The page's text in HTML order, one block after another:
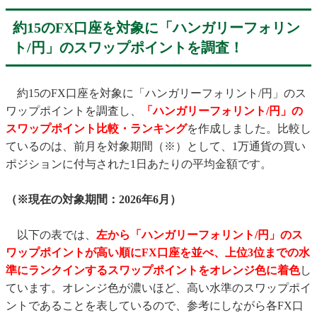
れたスワップポイントを確認！
約15のFX口座を対象に「ハンガリーフォリン
ト/円」のスワップポイントを調査！
約15のFX口座を対象に「ハンガリーフォリント/円」のス
ワップポイントを調査し、
「ハンガリーフォリント/円」の
スワップポイント比較・ランキングを作成しました。比較し
ているのは、前月を対象期間（※）として、1万通貨の買い
ポジションに付与された1日あたりの平均金額です。
（※現在の対象期間：2026年6月）
以下の表では、 左から「ハンガリーフォリント/円」のス
ワップポイントが高い順にFX口座を並べ、上位3位までの水
準にランクインするスワップポイントをオレンジ色に着色し
ています。オレンジ色が濃いほど、高い水準のスワップポイ
ントであることを表しているので、参考にしながら各FX口